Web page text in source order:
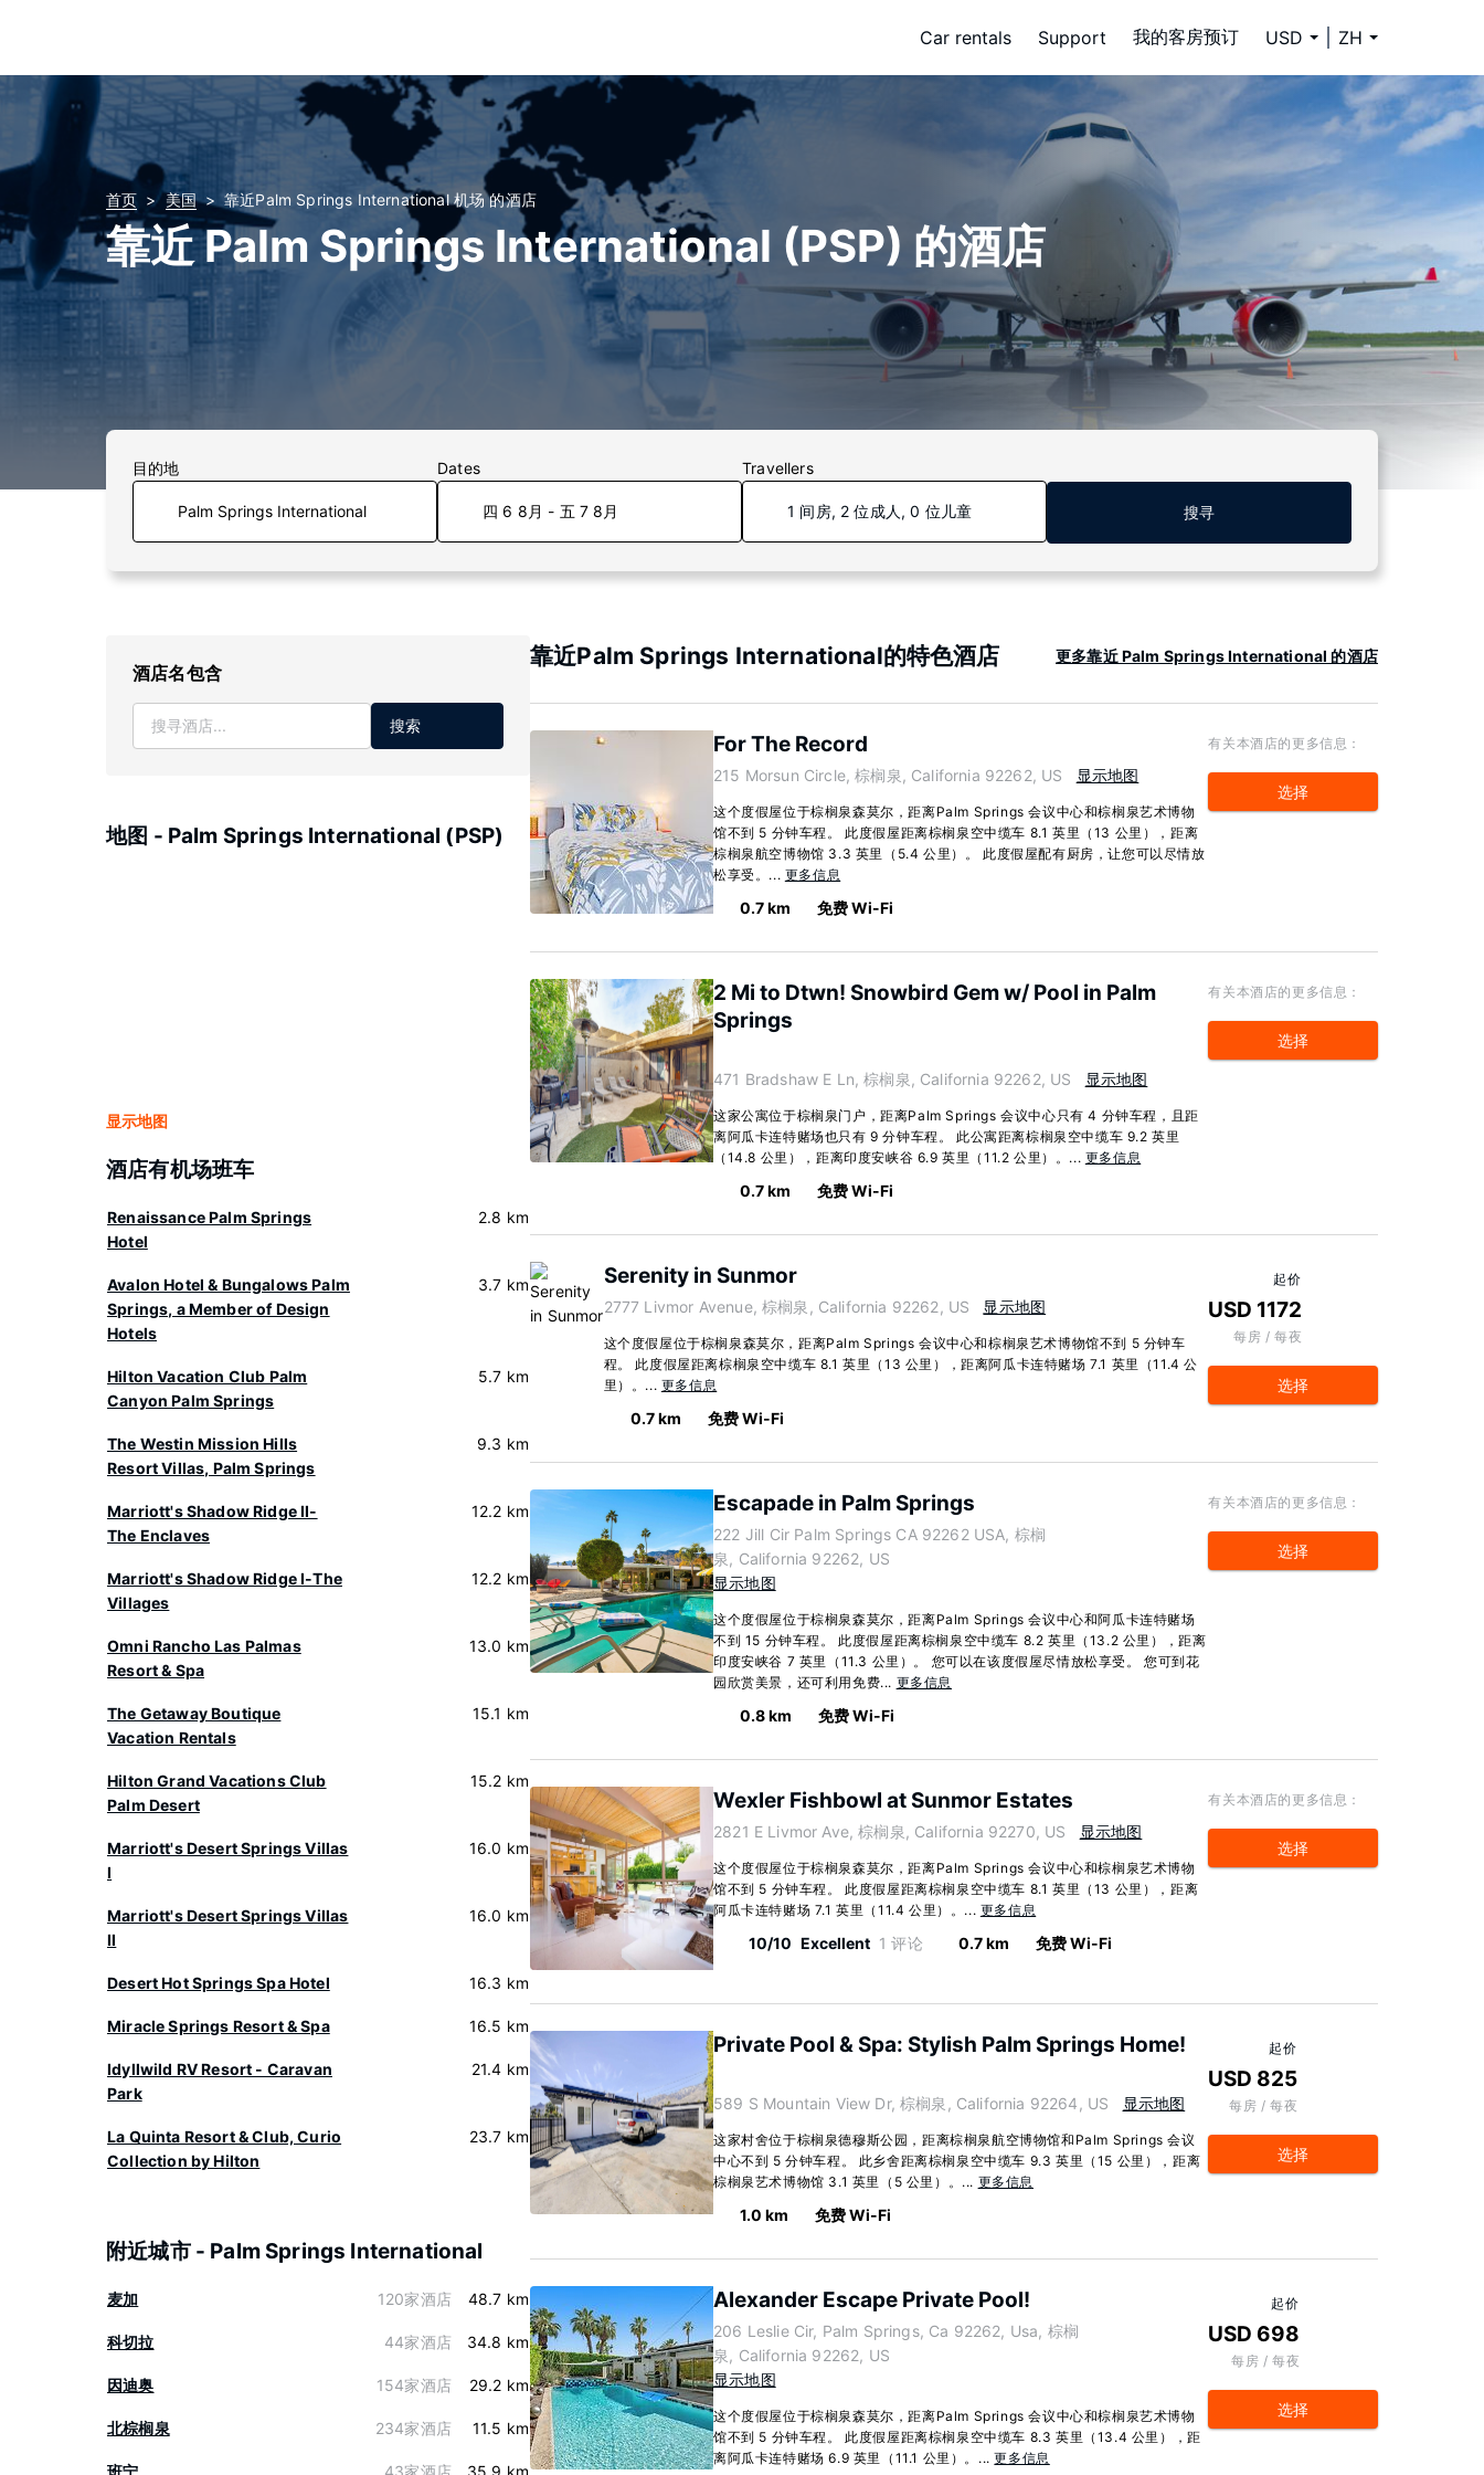
Car rentals Support 我的客房预订 USD ZH
首页 美国 靠近Palm Springs International 机场 的酒店
靠近 Palm Springs International (PSP) 的酒店
目的地 Dates
四 6 8月 - 五 7 8月
Travellers
1 间房, 2 位成人, 0 位儿童 搜寻
酒店名包含
搜索
地图 - Palm Springs International (PSP)
显示地图
酒店有机场班车
Renaissance Palm Springs
Hotel
2.8 km
Avalon Hotel & Bungalows Palm
Springs, a Member of Design
Hotels
3.7 km
Hilton Vacation Club Palm
Canyon Palm Springs
5.7 km
The Westin Mission Hills
Resort Villas, Palm Springs
9.3 km
Marriott's Shadow Ridge II-
The Enclaves
12.2 km
Marriott's Shadow Ridge I-The
Villages
12.2 km
Omni Rancho Las Palmas
Resort & Spa
13.0 km
The Getaway Boutique
Vacation Rentals
15.1 km
Hilton Grand Vacations Club
Palm Desert
15.2 km
Marriott's Desert Springs Villas
I
16.0 km
Marriott's Desert Springs Villas
II
16.0 km
Desert Hot Springs Spa Hotel 16.3 km
Miracle Springs Resort & Spa 16.5 km
Idyllwild RV Resort - Caravan
Park
21.4 km
La Quinta Resort & Club, Curio
Collection by Hilton
23.7 km
附近城市 - Palm Springs International
麦加 120家酒店 48.7 km
科切拉 44家酒店 34.8 km
因迪奥 154家酒店 29.2 km
北棕榈泉 234家酒店 11.5 km
班宁 43家酒店 35.9 km
靠近Palm Springs International的特色酒店 更多靠近 Palm Springs International 的酒店
For The Record
215 Morsun Circle, 棕榈泉, California 92262, US 显示地图
这个度假屋位于棕榈泉森莫尔，距离Palm Springs 会议中心和棕榈泉艺术博物
馆不到 5 分钟车程。 此度假屋距离棕榈泉空中缆车 8.1 英里（13 公里），距离
棕榈泉航空博物馆 3.3 英里（5.4 公里）。 此度假屋配有厨房，让您可以尽情放
松享受。... 更多信息
0.7 km 免费 Wi-Fi
有关本酒店的更多信息：
选择
2 Mi to Dtwn! Snowbird Gem w/ Pool in Palm
Springs
471 Bradshaw E Ln, 棕榈泉, California 92262, US 显示地图
这家公寓位于棕榈泉门户，距离Palm Springs 会议中心只有 4 分钟车程，且距
离阿瓜卡连特赌场也只有 9 分钟车程。 此公寓距离棕榈泉空中缆车 9.2 英里
（14.8 公里），距离印度安峡谷 6.9 英里（11.2 公里）。... 更多信息
0.7 km 免费 Wi-Fi
有关本酒店的更多信息：
选择
Serenity in Sunmor
2777 Livmor Avenue, 棕榈泉, California 92262, US 显示地图
这个度假屋位于棕榈泉森莫尔，距离Palm Springs 会议中心和棕榈泉艺术博物馆不到 5 分钟车
程。 此度假屋距离棕榈泉空中缆车 8.1 英里（13 公里），距离阿瓜卡连特赌场 7.1 英里（11.4 公
里）。... 更多信息
0.7 km 免费 Wi-Fi
起价
USD 1172
每房 / 每夜
选择
Escapade in Palm Springs
222 Jill Cir Palm Springs CA 92262 USA, 棕榈
泉, California 92262, US
显示地图
这个度假屋位于棕榈泉森莫尔，距离Palm Springs 会议中心和阿瓜卡连特赌场
不到 15 分钟车程。 此度假屋距离棕榈泉空中缆车 8.2 英里（13.2 公里），距离
印度安峡谷 7 英里（11.3 公里）。 您可以在该度假屋尽情放松享受。 您可到花
园欣赏美景，还可利用免费... 更多信息
0.8 km 免费 Wi-Fi
有关本酒店的更多信息：
选择
Wexler Fishbowl at Sunmor Estates
2821 E Livmor Ave, 棕榈泉, California 92270, US 显示地图
这个度假屋位于棕榈泉森莫尔，距离Palm Springs 会议中心和棕榈泉艺术博物
馆不到 5 分钟车程。 此度假屋距离棕榈泉空中缆车 8.1 英里（13 公里），距离
阿瓜卡连特赌场 7.1 英里（11.4 公里）。... 更多信息
10/10 Excellent 1 评论 0.7 km 免费 Wi-Fi
有关本酒店的更多信息：
选择
Private Pool & Spa: Stylish Palm Springs Home!
589 S Mountain View Dr, 棕榈泉, California 92264, US 显示地图
这家村舍位于棕榈泉德穆斯公园，距离棕榈泉航空博物馆和Palm Springs 会议
中心不到 5 分钟车程。 此乡舍距离棕榈泉空中缆车 9.3 英里（15 公里），距离
棕榈泉艺术博物馆 3.1 英里（5 公里）。... 更多信息
1.0 km 免费 Wi-Fi
起价
USD 825
每房 / 每夜
选择
Alexander Escape Private Pool!
206 Leslie Cir, Palm Springs, Ca 92262, Usa, 棕榈
泉, California 92262, US
显示地图
这个度假屋位于棕榈泉森莫尔，距离Palm Springs 会议中心和棕榈泉艺术博物
馆不到 5 分钟车程。 此度假屋距离棕榈泉空中缆车 8.3 英里（13.4 公里），距
离阿瓜卡连特赌场 6.9 英里（11.1 公里）。...更多信息
起价
USD 698
每房 / 每夜
选择